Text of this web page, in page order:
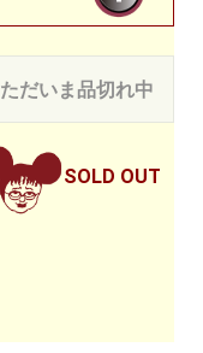
ただいま品切れ中
SOLD OUT